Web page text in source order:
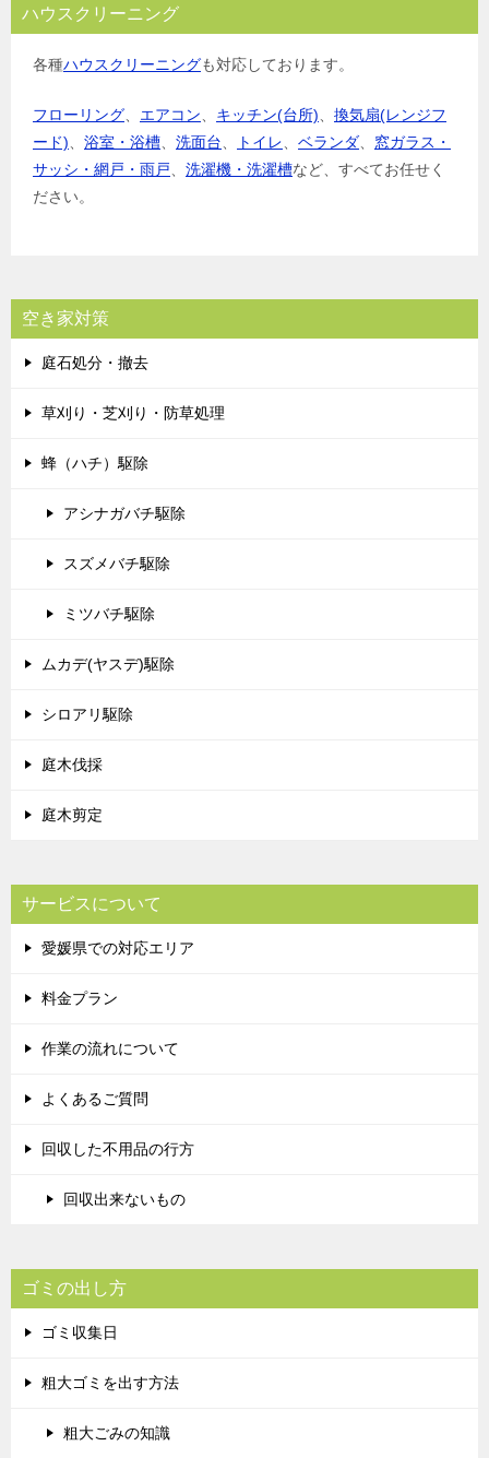
ハウスクリーニング
各種ハウスクリーニングも対応しております。
フローリング エアコン キッチン(台所)
換気扇(レンジフ
ード)
浴室・浴槽 洗面台 トイレ ベランダ
窓ガラス・
サッシ・網戸・雨戸
洗濯機・洗濯槽など、すべてお任せく
ださい。
空き家対策
庭石処分・撤去
草刈り・芝刈り・防草処理
蜂（ハチ）駆除
アシナガバチ駆除
スズメバチ駆除
ミツバチ駆除
ムカデ(ヤスデ)駆除
シロアリ駆除
庭木伐採
庭木剪定
サービスについて
愛媛県での対応エリア
料金プラン
作業の流れについて
よくあるご質問
回収した不用品の行方
回収出来ないもの
ゴミの出し方
ゴミ収集日
粗大ゴミを出す方法
粗大ごみの知識